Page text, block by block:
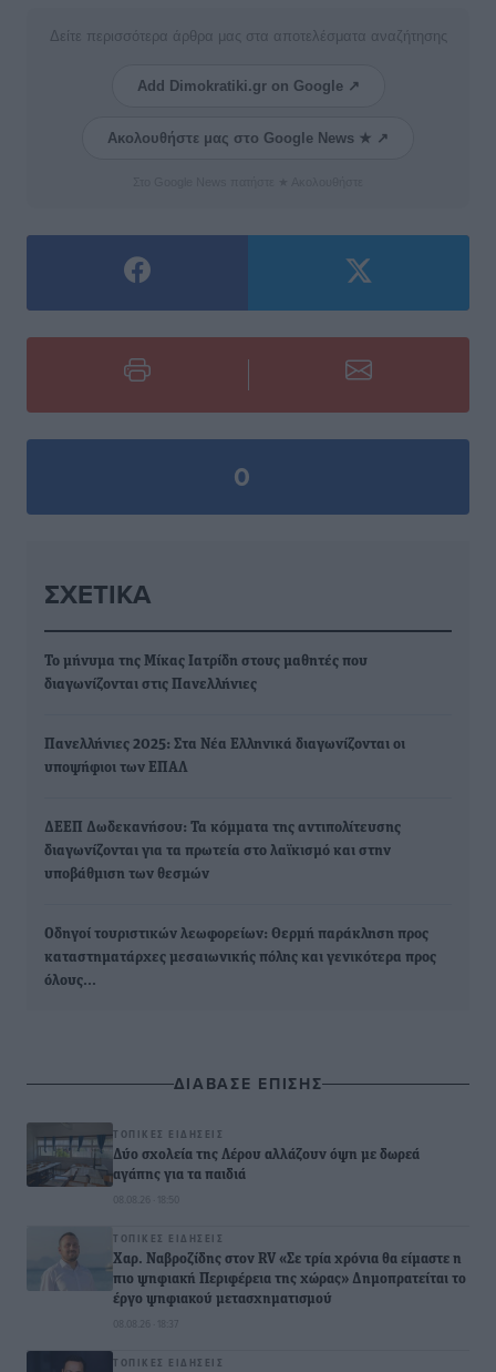
Δείτε περισσότερα άρθρα μας στα αποτελέσματα αναζήτησης
Add Dimokratiki.gr on Google ↗
Ακολουθήστε μας στο Google News ★ ↗
0
ΣΧΕΤΙΚΆ
Το μήνυμα της Μίκας Ιατρίδη στους μαθητές που
διαγωνίζονται στις Πανελλήνιες
Πανελλήνιες 2025: Στα Νέα Ελληνικά διαγωνίζονται οι
υποψήφιοι των ΕΠΑΛ
ΔΕΕΠ Δωδεκανήσου: Τα κόμματα της αντιπολίτευσης
διαγωνίζονται για τα πρωτεία στο λαϊκισμό και στην
υποβάθμιση των θεσμών
Οδηγοί τουριστικών λεωφορείων: Θερμή παράκληση προς
καταστηματάρχες μεσαιωνικής πόλης και γενικότερα προς
όλους…
ΔΙΑΒΑΣΕ ΕΠΙΣΗΣ
ΤΟΠΙΚΈΣ ΕΙΔΉΣΕΙΣ
Δύο σχολεία της Λέρου αλλάζουν όψη με δωρεά
αγάπης για τα παιδιά
08.08.26 · 18:50
ΤΟΠΙΚΈΣ ΕΙΔΉΣΕΙΣ
Χαρ. Ναβροζίδης στον RV «Σε τρία χρόνια θα είμαστε η
πιο ψηφιακή Περιφέρεια της χώρας» Δημοπρατείται το
έργο ψηφιακού μετασχηματισμού
08.08.26 · 18:37
ΤΟΠΙΚΈΣ ΕΙΔΉΣΕΙΣ